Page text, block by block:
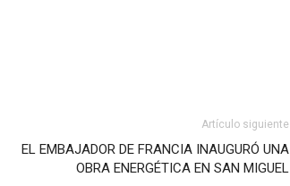
Artículo siguiente
EL EMBAJADOR DE FRANCIA INAUGURÓ UNA
OBRA ENERGÉTICA EN SAN MIGUEL